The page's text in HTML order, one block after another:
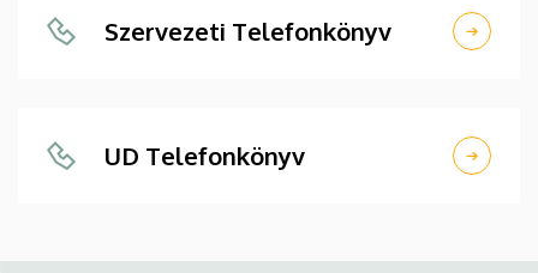
Szervezeti Telefonkönyv
UD Telefonkönyv